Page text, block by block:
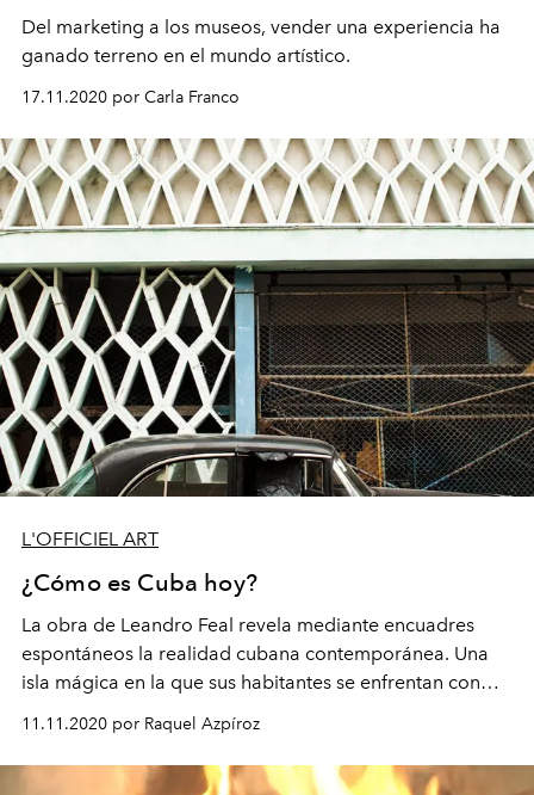
Del marketing a los museos, vender una experiencia ha
ganado terreno en el mundo artístico.
17.11.2020 por Carla Franco
L'OFFICIEL ART
¿Cómo es Cuba hoy?
La obra de Leandro Feal revela mediante encuadres
espontáneos la realidad cubana contemporánea. Una
isla mágica en la que sus habitantes se enfrentan con
irresistible naturalidad a la cámara.
11.11.2020 por Raquel Azpíroz